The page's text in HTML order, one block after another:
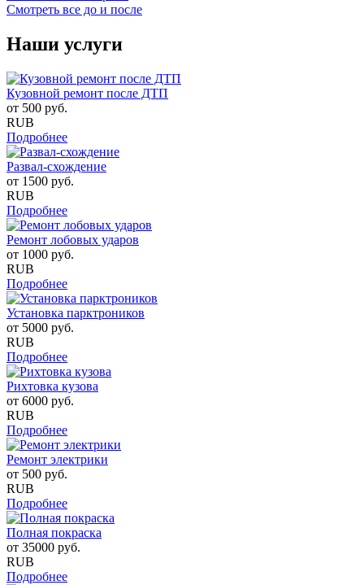
Смотреть все до и после
Наши услуги
Кузовной ремонт после ДТП
от 500 руб.
RUB
Подробнее
Развал-схождение
от 1500 руб.
RUB
Подробнее
Ремонт лобовых ударов
от 1000 руб.
RUB
Подробнее
Установка парктроников
от 5000 руб.
RUB
Подробнее
Рихтовка кузова
от 6000 руб.
RUB
Подробнее
Ремонт электрики
от 500 руб.
RUB
Подробнее
Полная покраска
от 35000 руб.
RUB
Подробнее